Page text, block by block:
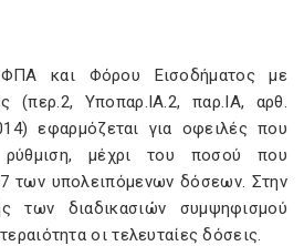
και Φόρου Εισοδήματος με
(περ.2, Υποπαρ.ΙΑ.2, παρ.ΙΑ, αρθ.
εφαρμόζεται για οφειλές που
μέχρι του ποσού που
των υπολειπόμενων δόσεων. Στην
των διαδικασιών συμψηφισμού
οι τελευταίες δόσεις.